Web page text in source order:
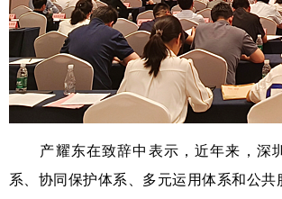
产耀东在致辞中表示，近年来，深
系、协同保护体系、多元运用体系和公共